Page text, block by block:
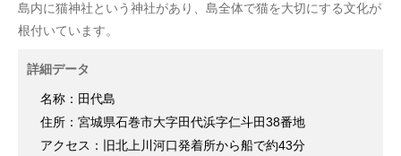
島内に猫神社という神社があり、島全体で猫を大切にする文化が
根付いています。
詳細データ
名称：田代島
住所：宮城県石巻市大字田代浜字仁斗田38番地
アクセス：旧北上川河口発着所から船で約43分